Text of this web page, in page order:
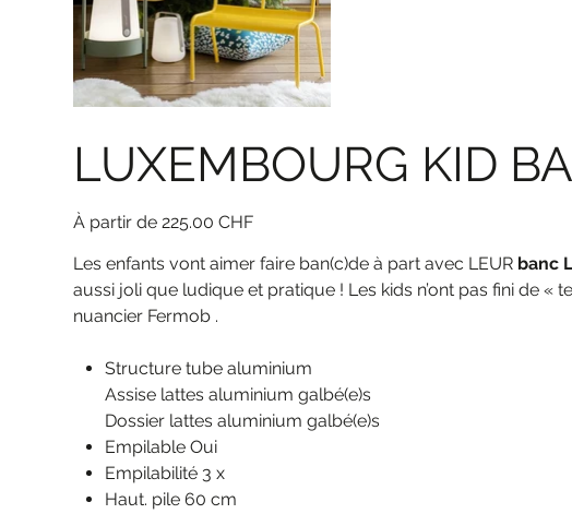
LUXEMBOURG KID
Prix
225.00 CHF
Les enfants vont aimer faire ban(c)de à part avec LEUR banc
aussi joli que ludique et pratique ! Les kids n’ont pas fini de «
nuancier Fermob .
Structure tube aluminium
Assise lattes aluminium galbé(e)s
Dossier lattes aluminium galbé(e)s
Empilable Oui
Empilabilité 3 x
Haut. pile 60 cm